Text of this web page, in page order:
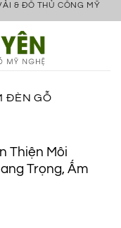
& ĐỒ THỦ CÔNG MỸ
ĐÈN GỖ
Thiện Môi
Trọng, Ấm